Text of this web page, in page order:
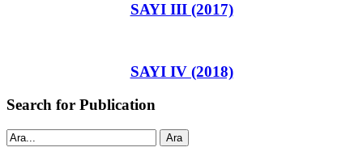
SAYI III (2017)
SAYI IV (2018)
Search for Publication
Ara